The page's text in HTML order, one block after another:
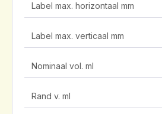
Label max. horizontaal mm
Label max. verticaal mm
Nominaal vol. ml
Rand v. ml